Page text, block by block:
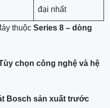
đại nhất
thuộc Series 8 – dòng
chọn công nghệ và hệ
Bosch sản xuất trước